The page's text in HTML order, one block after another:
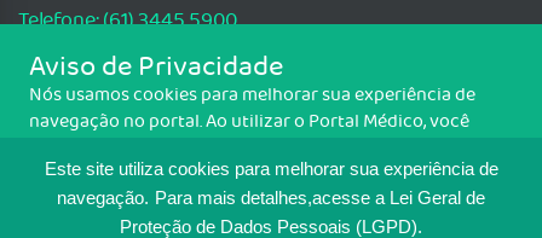
Este site utiliza cookies para melhorar sua experiência de
navegação. Para mais detalhes,acesse a Lei Geral de
Proteção de Dados Pessoais (LGPD).
Telefone: (61) 3445 5900
Email: cfm@portalmedico.org.br
SGAS 616, Conjunto D, Lote 115, L2 Sul, Brasília/DF - CEP: 70200-760 -
CNPJ: 33.583.550/0001-30
MAPA DO SITE
Aviso de Privacidade
Nós usamos cookies para melhorar sua experiência de
navegação no portal. Ao utilizar o Portal Médico, você
Para ter mais informações sobre como isso é feito, acesse
Política de cookies. Se você concorda, clique em ACEITO.